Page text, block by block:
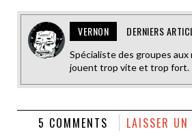
VERNON DERNIERS
Spécialiste des groupes aux
jouent trop vite et trop fort.
5 COMMENTS LAISSER UN